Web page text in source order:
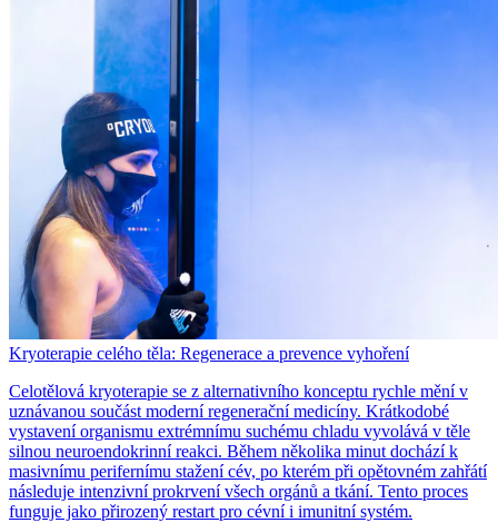
Kryoterapie celého těla: Regenerace a prevence vyhoření
Celotělová kryoterapie se z alternativního konceptu rychle mění v
uznávanou součást moderní regenerační medicíny. Krátkodobé
vystavení organismu extrémnímu suchému chladu vyvolává v těle
silnou neuroendokrinní reakci. Během několika minut dochází k
masivnímu perifernímu stažení cév, po kterém při opětovném zahřátí
následuje intenzivní prokrvení všech orgánů a tkání. Tento proces
funguje jako přirozený restart pro cévní i imunitní systém.